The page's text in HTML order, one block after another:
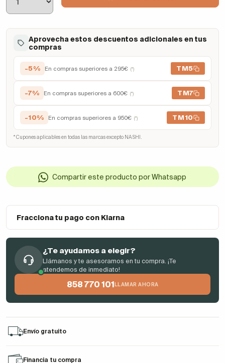
Aprovecha estos descuentos adicionales en tus
compras
-5% En compras superiores a 295€ (*) TM5
-7% En compras superiores a 600€ (*) TM7
-10% En compras superiores a 950€ (*) TM10
* Cupones aplicables en todas las marcas excepto NASHI.
Compartir este producto por Whatsapp
Fracciona tu pago con Klarna
¿Te ayudamos a elegir?
Llámanos y te asesoramos en tu compra. ¡Te
atendemos de inmediato!
858 770 101 LLAMAR AHORA
Envío gratuito
Financia tu compra